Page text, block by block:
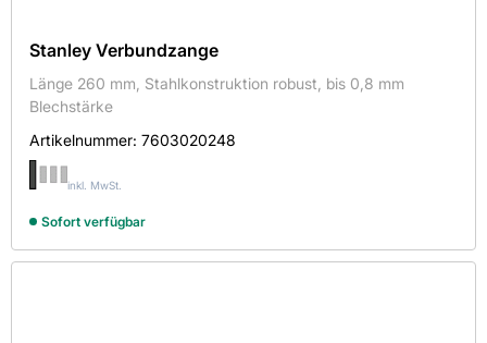
Stanley Verbundzange
Länge 260 mm, Stahlkonstruktion robust, bis 0,8 mm
Blechstärke
Artikelnummer: 7603020248
inkl. MwSt.
Sofort verfügbar